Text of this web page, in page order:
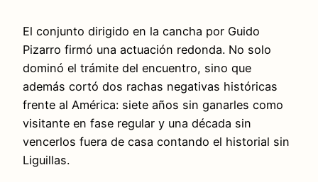
El conjunto dirigido en la cancha por Guido
Pizarro firmó una actuación redonda. No solo
dominó el trámite del encuentro, sino que
además cortó dos rachas negativas históricas
frente al América: siete años sin ganarles como
visitante en fase regular y una década sin
vencerlos fuera de casa contando el historial sin
Liguillas.